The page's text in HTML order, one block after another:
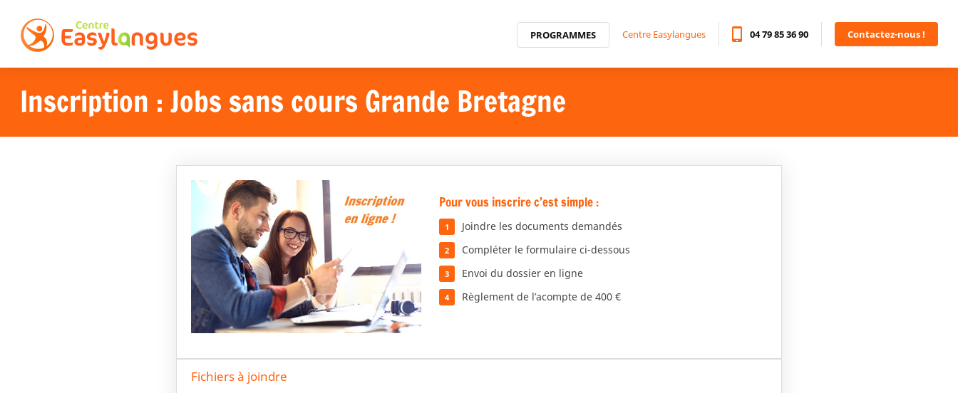
PROGRAMMES Centre Easylangues 04 79 85 36 90 Contactez-nous !
Inscription : Jobs sans cours Grande Bretagne
Pour vous inscrire c’est simple :
Joindre les documents demandés
Compléter le formulaire ci-dessous
Envoi du dossier en ligne
Règlement de l’acompte de 400 €
Fichiers à joindre